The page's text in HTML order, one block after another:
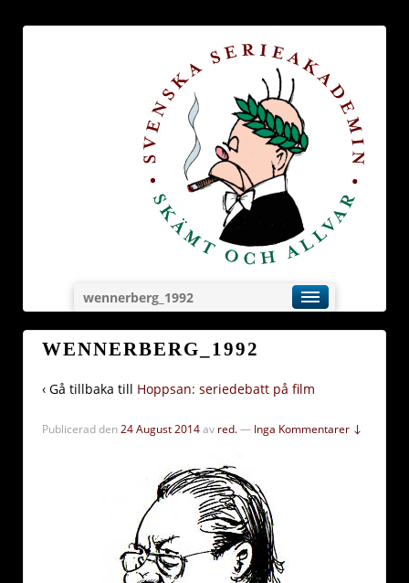
wennerberg_1992
WENNERBERG_1992
‹ Gå tillbaka till Hoppsan: seriedebatt på film
Publicerad den24 August 2014av red.— Inga Kommentarer ↓